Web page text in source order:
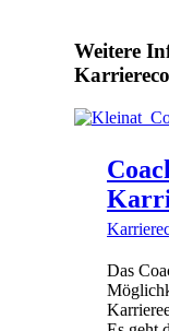
Weitere
Das